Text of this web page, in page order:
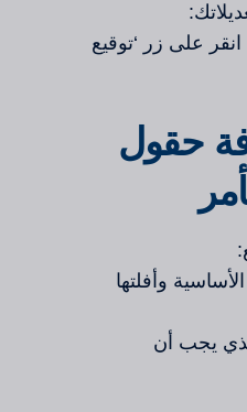
انقر على زر ‘توقيع
إضافة حقول
وأفلتها
يجب أن